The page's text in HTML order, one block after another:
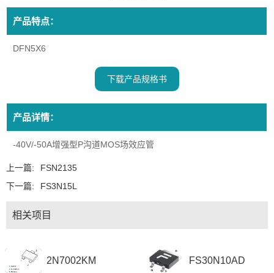
产品特点：
DFN5X6
下载产品规格书
产品详情：
-40V/-50A增强型P沟道MOS场效应管
上一篇:
FSN2135
下一篇:
FS3N15L
相关项目
2N7002KM FS30N10AD